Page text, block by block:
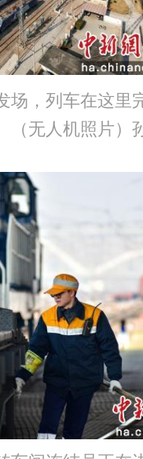
场，列车在这里
（无人机照片）